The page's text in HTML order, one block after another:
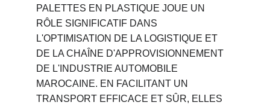
PALETTES EN PLASTIQUE JOUE UN
RÔLE SIGNIFICATIF DANS
L'OPTIMISATION DE LA LOGISTIQUE ET
DE LA CHAÎNE D'APPROVISIONNEMENT
DE L'INDUSTRIE AUTOMOBILE
MAROCAINE. EN FACILITANT UN
TRANSPORT EFFICACE ET SÛR, ELLES